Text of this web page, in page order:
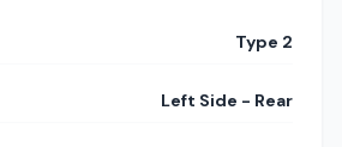
Type 2
Left Side - Rear